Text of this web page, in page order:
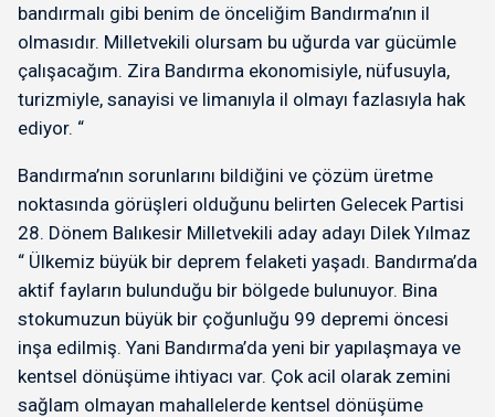
bandırmalı gibi benim de önceliğim Bandırma’nın il
olmasıdır. Milletvekili olursam bu uğurda var gücümle
çalışacağım. Zira Bandırma ekonomisiyle, nüfusuyla,
turizmiyle, sanayisi ve limanıyla il olmayı fazlasıyla hak
ediyor. “
Bandırma’nın sorunlarını bildiğini ve çözüm üretme
noktasında görüşleri olduğunu belirten Gelecek Partisi
28. Dönem Balıkesir Milletvekili aday adayı Dilek Yılmaz
“ Ülkemiz büyük bir deprem felaketi yaşadı. Bandırma’da
aktif fayların bulunduğu bir bölgede bulunuyor. Bina
stokumuzun büyük bir çoğunluğu 99 depremi öncesi
inşa edilmiş. Yani Bandırma’da yeni bir yapılaşmaya ve
kentsel dönüşüme ihtiyacı var. Çok acil olarak zemini
sağlam olmayan mahallelerde kentsel dönüşüme